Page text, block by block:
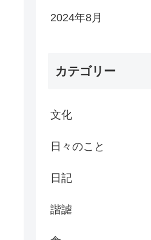
2024年8月
カテゴリー
文化
日々のこと
日記
諧謔